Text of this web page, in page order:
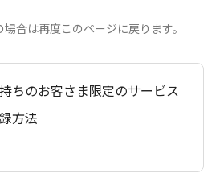
合は再度このページに戻ります。
ちのお客さま限定のサービス
方法